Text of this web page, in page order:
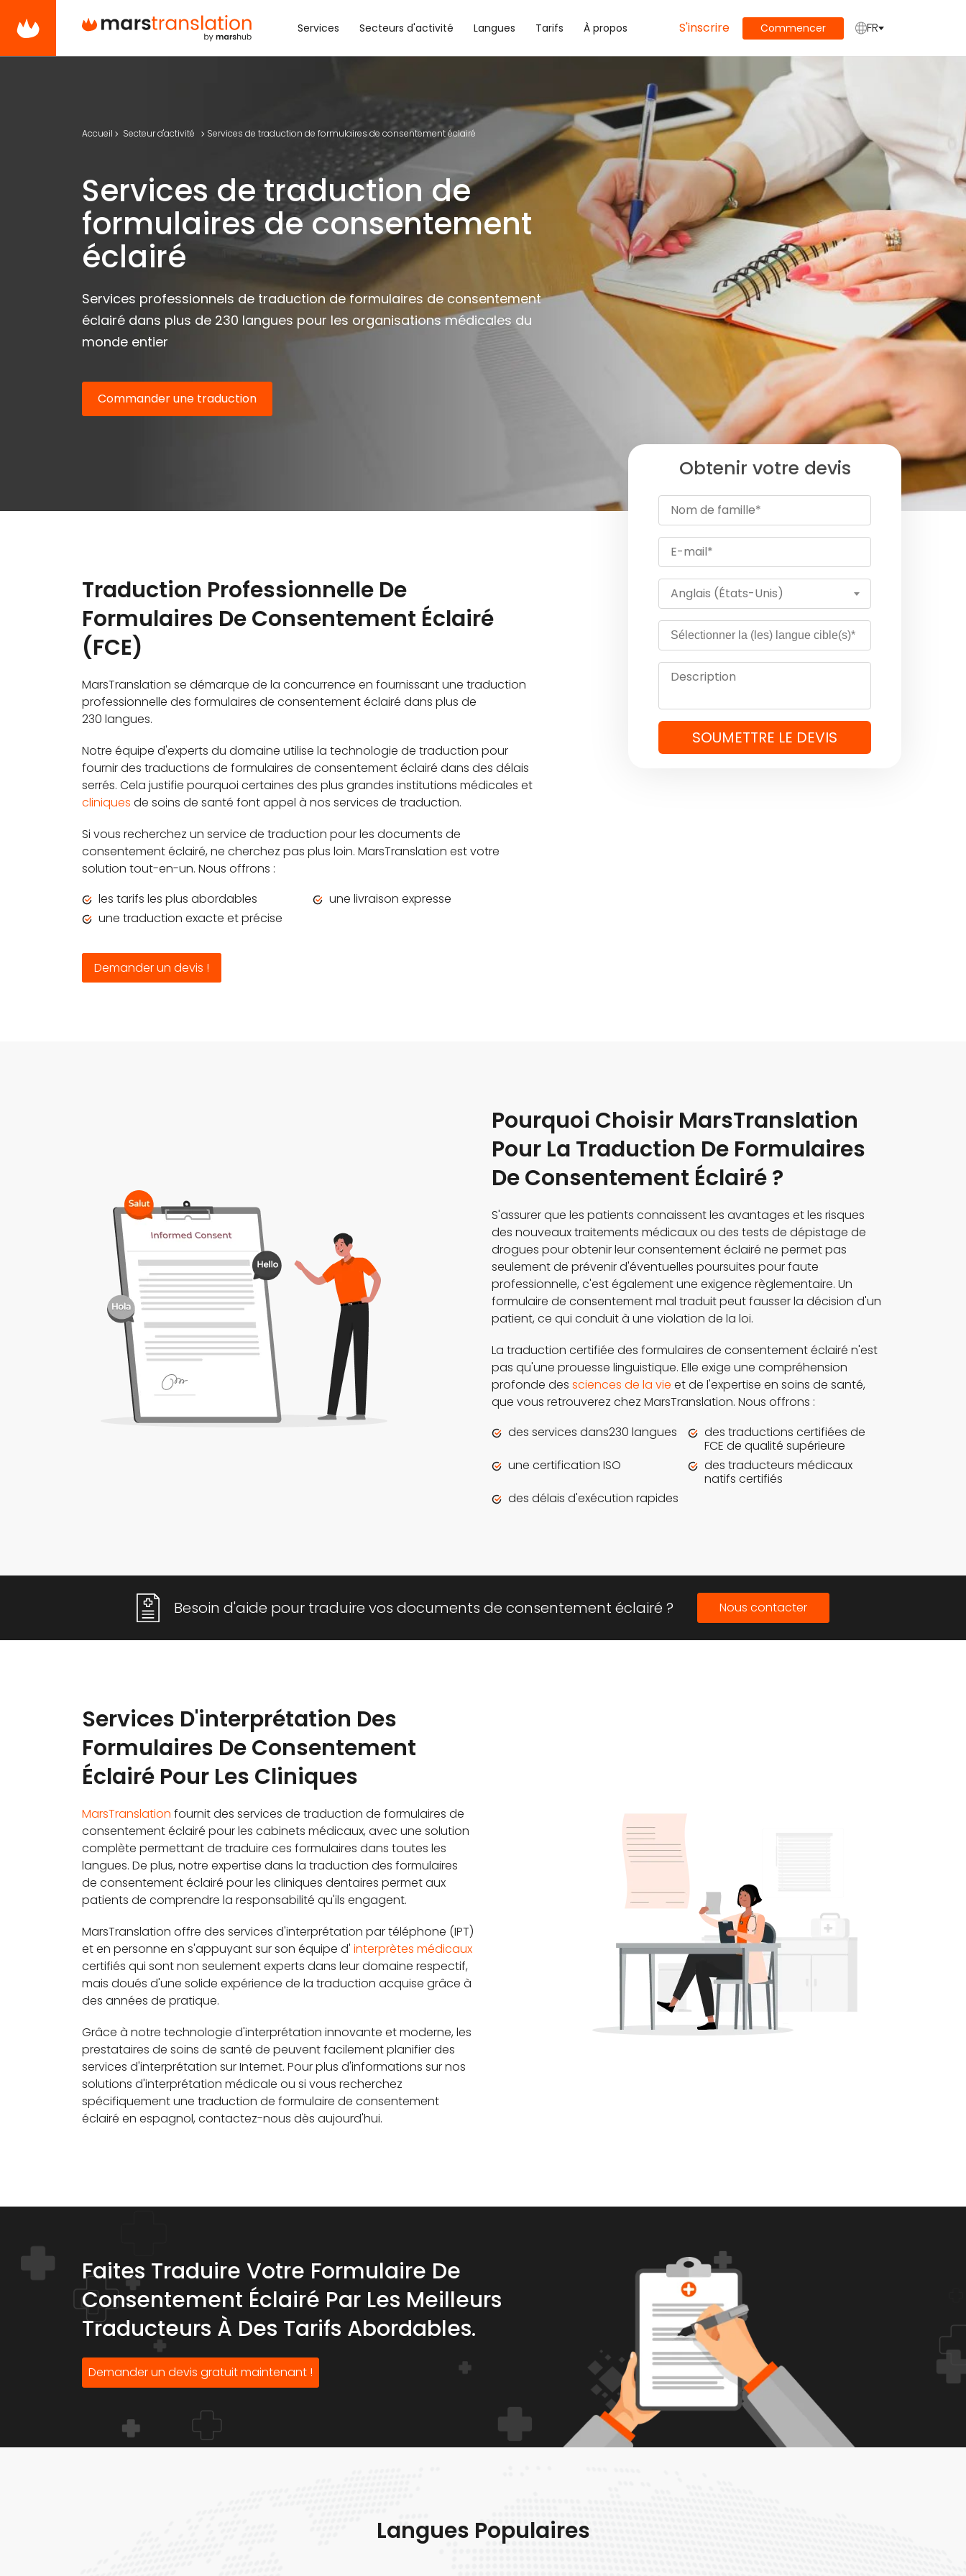
Services Secteurs d'activité Langues Tarifs À propos S'inscrire Commencer FR
Accueil Secteur d'activité Services de traduction de formulaires de consentement éclairé
Services de traduction de
formulaires de consentement
éclairé
Services professionnels de traduction de formulaires de consentement
éclairé dans plus de 230 langues pour les organisations médicales du
monde entier
Commander une traduction
Obtenir votre devis
Anglais (États-Unis)
SOUMETTRE LE DEVIS
Traduction Professionnelle De
Formulaires De Consentement Éclairé
(FCE)
MarsTranslation se démarque de la concurrence en fournissant une traduction
professionnelle des formulaires de consentement éclairé dans plus de
230 langues.
Notre équipe d'experts du domaine utilise la technologie de traduction pour
fournir des traductions de formulaires de consentement éclairé dans des délais
serrés. Cela justifie pourquoi certaines des plus grandes institutions médicales et
cliniques de soins de santé font appel à nos services de traduction.
Si vous recherchez un service de traduction pour les documents de
consentement éclairé, ne cherchez pas plus loin. MarsTranslation est votre
solution tout-en-un. Nous offrons :
les tarifs les plus abordables
une livraison expresse
une traduction exacte et précise
Demander un devis !
Pourquoi Choisir MarsTranslation
Pour La Traduction De Formulaires
De Consentement Éclairé ?
S'assurer que les patients connaissent les avantages et les risques
des nouveaux traitements médicaux ou des tests de dépistage de
drogues pour obtenir leur consentement éclairé ne permet pas
seulement de prévenir d'éventuelles poursuites pour faute
professionnelle, c'est également une exigence règlementaire. Un
formulaire de consentement mal traduit peut fausser la décision d'un
patient, ce qui conduit à une violation de la loi.
La traduction certifiée des formulaires de consentement éclairé n'est
pas qu'une prouesse linguistique. Elle exige une compréhension
profonde des sciences de la vie et de l'expertise en soins de santé,
que vous retrouverez chez MarsTranslation. Nous offrons :
des services dans230 langues
des traductions certifiées de
FCE de qualité supérieure
une certification ISO
des traducteurs médicaux
natifs certifiés
des délais d'exécution rapides
Besoin d'aide pour traduire vos documents de consentement éclairé ? Nous contacter
Services D'interprétation Des
Formulaires De Consentement
Éclairé Pour Les Cliniques
MarsTranslation fournit des services de traduction de formulaires de
consentement éclairé pour les cabinets médicaux, avec une solution
complète permettant de traduire ces formulaires dans toutes les
langues. De plus, notre expertise dans la traduction des formulaires
de consentement éclairé pour les cliniques dentaires permet aux
patients de comprendre la responsabilité qu'ils engagent.
MarsTranslation offre des services d'interprétation par téléphone (IPT)
et en personne en s'appuyant sur son équipe d' interprètes médicaux
certifiés qui sont non seulement experts dans leur domaine respectif,
mais doués d'une solide expérience de la traduction acquise grâce à
des années de pratique.
Grâce à notre technologie d'interprétation innovante et moderne, les
prestataires de soins de santé de peuvent facilement planifier des
services d'interprétation sur Internet. Pour plus d'informations sur nos
solutions d'interprétation médicale ou si vous recherchez
spécifiquement une traduction de formulaire de consentement
éclairé en espagnol, contactez-nous dès aujourd'hui.
Faites Traduire Votre Formulaire De
Consentement Éclairé Par Les Meilleurs
Traducteurs À Des Tarifs Abordables.
Demander un devis gratuit maintenant !
Langues Populaires